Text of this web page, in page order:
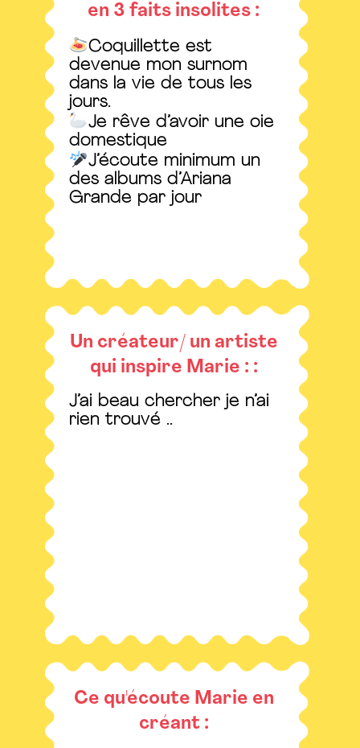
en 3 faits insolites :
Coquillette est
devenue mon surnom
dans la vie de tous les
jours.
Je rêve d’avoir une oie
domestique
J’écoute minimum un
des albums d’Ariana
Grande par jour
Un créateur/ un artiste
qui inspire Marie : :
J’ai beau chercher je n’ai
rien trouvé ..
Ce qu'écoute Marie en
créant :